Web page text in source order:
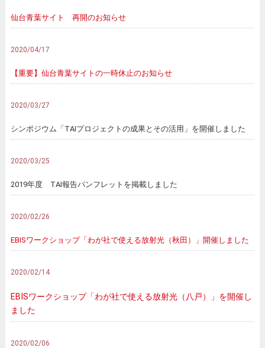
仙台青葉サイト 再開のお知らせ
2020/04/17
【重要】仙台青葉サイトの一時休止のお知らせ
2020/03/27
シンポジウム「TAIプロジェクトの成果とその活用」を開催しました
2020/03/25
2019年度 TAI報告パンフレットを掲載しました
2020/02/26
EBISワークショップ「わが社で使える放射光（秋田）」開催しました
2020/02/14
EBISワークショップ「わが社で使える放射光（八戸）」を開催し
ました
2020/02/06